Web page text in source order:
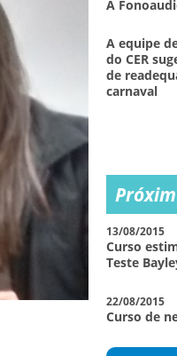
A
A equipe
do CER
de
carnaval
13/08/2015
Curso
Teste
22/08/2015
Curso de